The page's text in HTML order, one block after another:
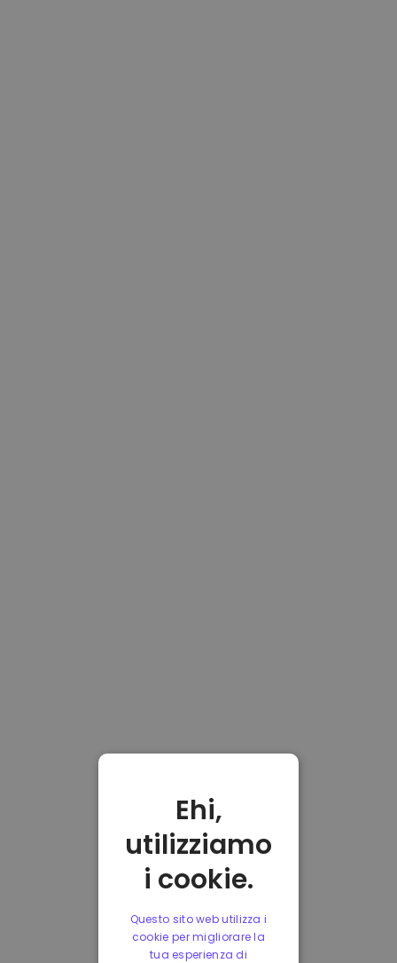
Ehi,
utilizziamo
i cookie.
Questo sito web utilizza i
cookie per migliorare la
tua esperienza di